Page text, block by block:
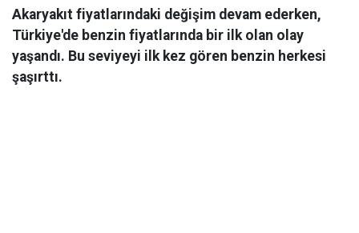
Akaryakıt fiyatlarındaki değişim devam ederken,
Türkiye'de benzin fiyatlarında bir ilk olan olay
yaşandı. Bu seviyeyi ilk kez gören benzin herkesi
şaşırttı.